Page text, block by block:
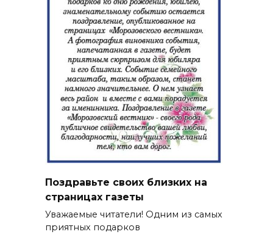
Поздравьте своих близких на
страницах газеты
Уважаемые читатели! Одним из самых
приятных подарков